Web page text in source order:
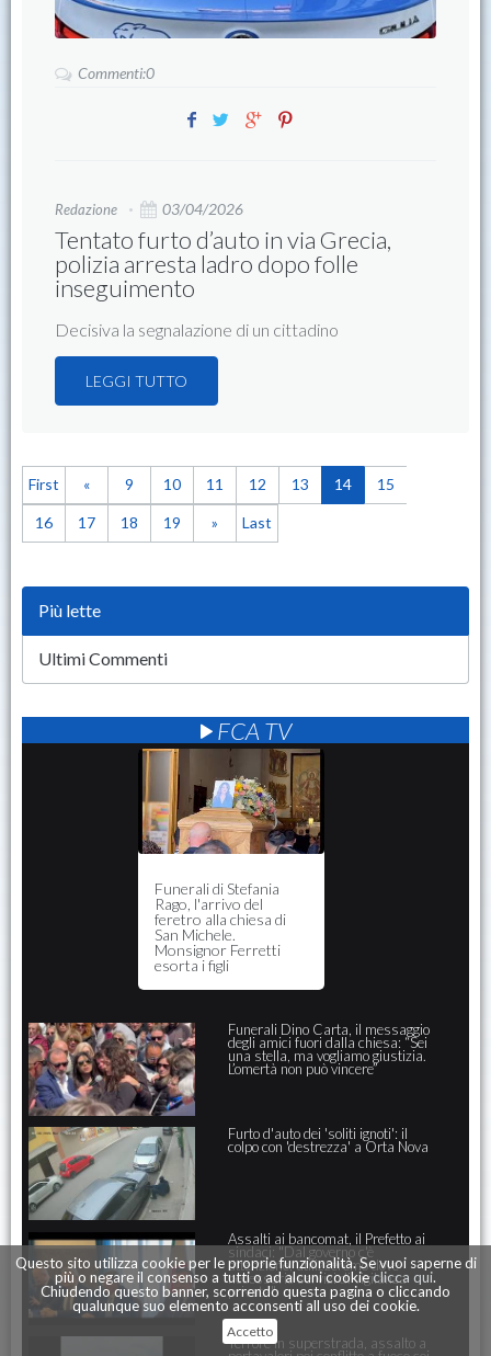
Questo sito utilizza cookie per le proprie funzionalità. Se vuoi saperne di
più o negare il consenso a tutti o ad alcuni cookieclicca qui.
Chiudendo questo banner, scorrendo questa pagina o cliccando
qualunque suo elemento acconsenti all uso dei cookie.
Accetto
Commenti:0
Redazione 03/04/2026
Tentato furto d’auto in via Grecia,
polizia arresta ladro dopo folle
inseguimento
Decisiva la segnalazione di un cittadino
LEGGI TUTTO
First « 9 10 11 12 13 14 15
16 17 18 19 » Last
Più lette
Ultimi Commenti
FCA TV
Funerali di Stefania
Rago, l'arrivo del
feretro alla chiesa di
San Michele.
Monsignor Ferretti
esorta i figli
Funerali Dino Carta, il messaggio
degli amici fuori dalla chiesa: “Sei
una stella, ma vogliamo giustizia.
L’omertà non può vincere”
Furto d'auto dei 'soliti ignoti': il
colpo con 'destrezza' a Orta Nova
Assalti ai bancomat, il Prefetto ai
sindaci: "Dal governo c'è
attenzione, utilizzeremo dove
necessario servizi di vigilanza
privata"
Terrore in superstrada, assalto a